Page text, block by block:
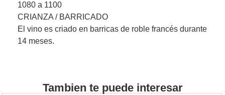
1080 a 1100
CRIANZA / BARRICADO
El vino es criado en barricas de roble francés durante
14 meses.
Tambien te puede interesar